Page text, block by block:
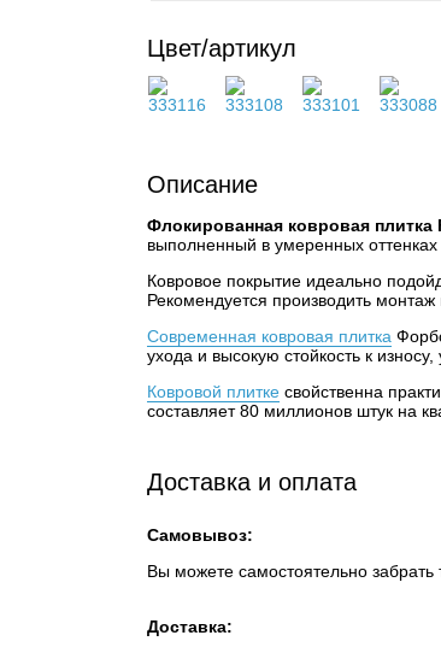
Цвет/артикул
Описание
Флокированная ковровая
выполненный в умеренных оттенках
Ковровое покрытие идеально
Рекомендуется производить
Современная ковровая плитка
ухода и высокую стойкость к
Ковровой плитке свойственна
составляет 80 миллионов штук на
Доставка и оплата
Самовывоз:
Вы можете самостоятельно забрать
Доставка: